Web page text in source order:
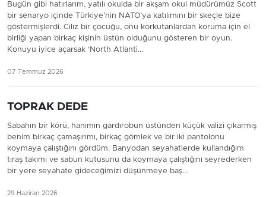
Bugün gibi hatırlarım, yatılı okulda bir akşam okul müdürümüz Scott
bir senaryo içinde Türkiye’nin NATO’ya katılımını bir skeçle bize
göstermişlerdi. Cılız bir çocuğu, onu korkutanlardan koruma için el
birliği yapan birkaç kişinin üstün olduğunu gösteren bir oyun.
Konuyu iyice açarsak ‘North Atlanti...
07 Temmuz 2026
TOPRAK DEDE
Sabahın bir körü, hanımın gardırobun üstünden küçük valizi çıkarmış
benim birkaç çamaşırımı, birkaç gömlek ve bir iki pantolonu
koymaya çalıştığını gördüm. Banyodan seyahatlerde kullandığım
tıraş takımı ve sabun kutusunu da koymaya çalıştığını seyrederken
bir yere seyahate gideceğimizi düşünmeye baş...
29 Haziran 2026